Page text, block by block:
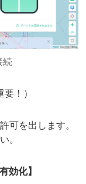
続
！）
可を出します。
。
効化】